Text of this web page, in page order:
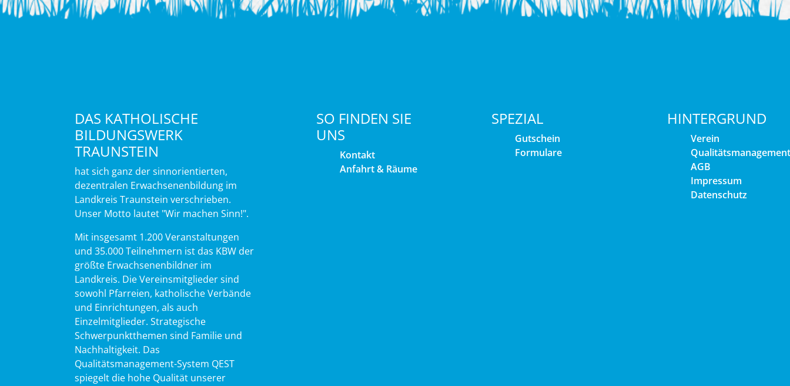
DAS KATHOLISCHE
BILDUNGSWERK
TRAUNSTEIN
hat sich ganz der sinnorientierten,
dezentralen Erwachsenenbildung im
Landkreis Traunstein verschrieben.
Unser Motto lautet "Wir machen Sinn!".
Mit insgesamt 1.200 Veranstaltungen
und 35.000 Teilnehmern ist das KBW der
größte Erwachsenenbildner im
Landkreis. Die Vereinsmitglieder sind
sowohl Pfarreien, katholische Verbände
und Einrichtungen, als auch
Einzelmitglieder. Strategische
Schwerpunktthemen sind Familie und
Nachhaltigkeit. Das
Qualitätsmanagement-System QEST
spiegelt die hohe Qualität unserer
SO FINDEN SIE
UNS
Kontakt
Anfahrt & Räume
SPEZIAL
Gutschein
Formulare
HINTERGRUND
Verein
Qualitätsmanagement
AGB
Impressum
Datenschutz